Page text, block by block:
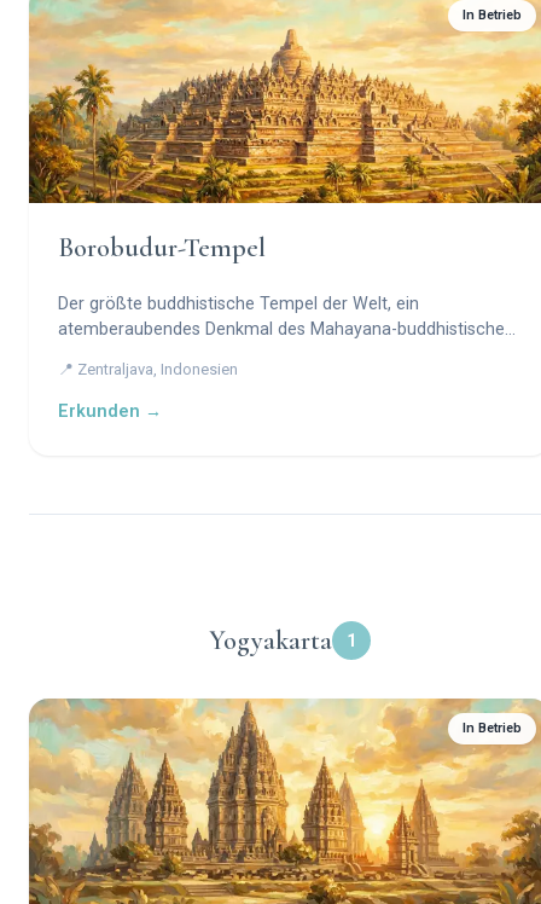
In Betrieb
Borobudur-Tempel
Der größte buddhistische Tempel der Welt, ein
atemberaubendes Denkmal des Mahayana-buddhistischen
📍 Zentraljava, Indonesien
Erkunden →
Yogyakarta 1
In Betrieb